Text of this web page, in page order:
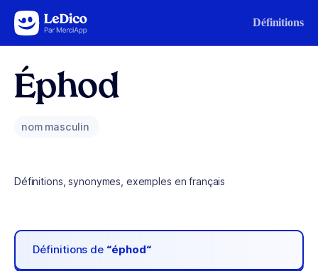
Aller au contenu Définitions
Éphod
nom masculin
Définitions, synonymes, exemples en français
Définitions de “éphod“